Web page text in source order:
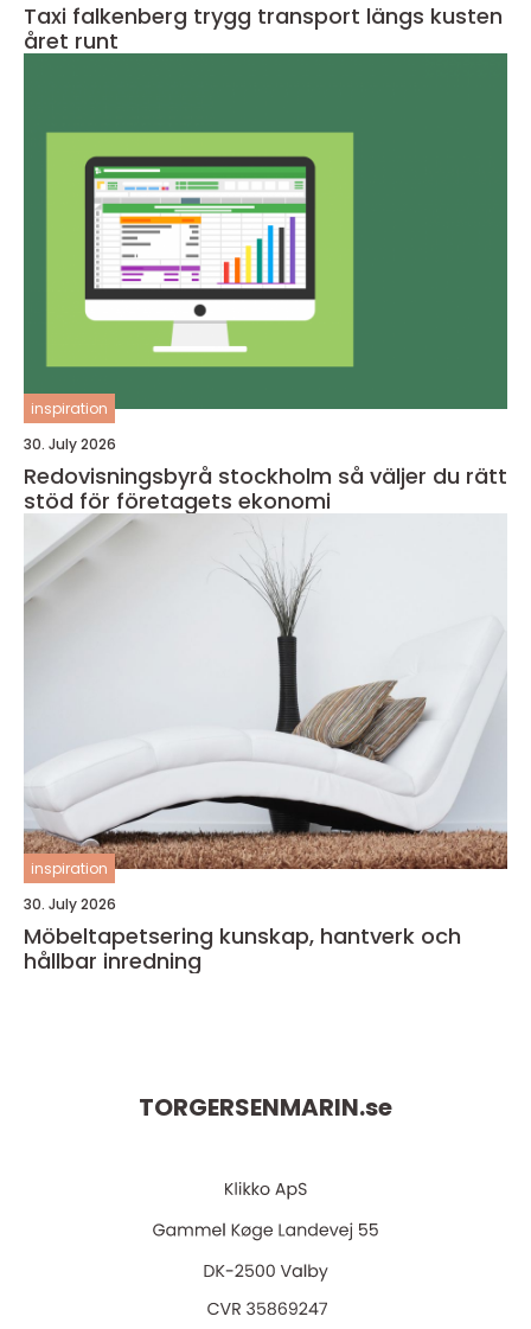
Taxi falkenberg trygg transport längs kusten
året runt
inspiration
30. July 2026
Redovisningsbyrå stockholm så väljer du rätt
stöd för företagets ekonomi
inspiration
30. July 2026
Möbeltapetsering kunskap, hantverk och
hållbar inredning
TORGERSENMARIN.se